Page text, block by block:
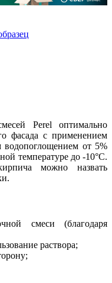
Perel оптимально
фасада с применением
от 5%
температуре до -10°С.
можно назвать
смеси (благодаря
раствора;